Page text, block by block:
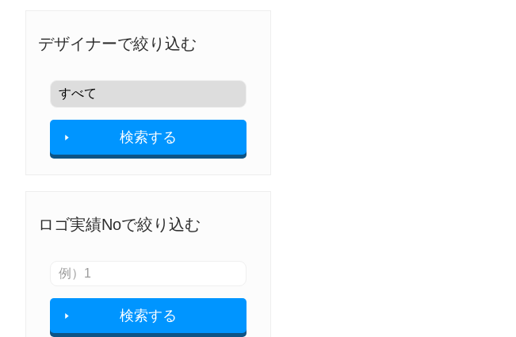
デザイナーで絞り込む
検索する
ロゴ実績Noで絞り込む
検索する